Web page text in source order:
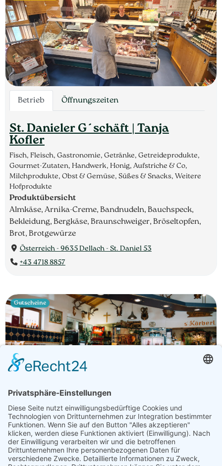
Betrieb Öffnungszeiten
St. Danieler G´schäft | Tanja
Kofler
Fisch, Fleisch, Gastronomie, Getränke, Getreideprodukte,
Gourmet-Zutaten, Handwerk, Honig, Aufstriche & Co,
Milchprodukte, Obst & Gemüse, Süßes & Snacks, Weitere
Hofprodukte
Produktübersicht
Almkäse, Arnika-Creme, Bandnudeln, Bauchspeck,
Bekleidung, Bergkäse, Braunschweiger, Bröseltopfen,
Brot, Brotgewürze
Österreich - 9635 Dellach - St. Daniel 53
+43 4718 8857
Betrieb Öffnungszeiten
Fleischerei Kastner
Fleisch, Gastronomie, Geschenke, Getränke,
Getreideprodukte, Gourmet-Zutaten, Honig, Aufstriche &
Gutscheine